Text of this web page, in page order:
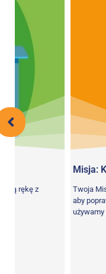
Misja:
Twoja Misja:
aby poprawić
używamy ...